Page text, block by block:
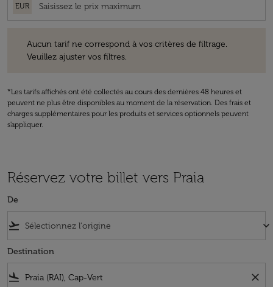
EUR
Aucun tarif ne correspond à vos critères de filtrage.
Veuillez ajuster vos filtres.
*Les tarifs affichés ont été collectés au cours des dernières 48 heures et
peuvent ne plus être disponibles au moment de la réservation. Des frais et
charges supplémentaires pour les produits et services optionnels peuvent
s'appliquer.
Réservez votre billet vers Praia
De
flight_takeoff keyboard_arrow_down
Destination
flight_land close